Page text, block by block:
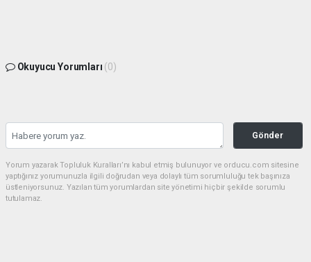
Okuyucu Yorumları (0)
Gönder
Yorum yazarak Topluluk Kuralları’nı kabul etmiş bulunuyor ve orducu.com sitesine
yaptığınız yorumunuzla ilgili doğrudan veya dolaylı tüm sorumluluğu tek başınıza
üstleniyorsunuz. Yazılan tüm yorumlardan site yönetimi hiçbir şekilde sorumlu
tutulamaz.